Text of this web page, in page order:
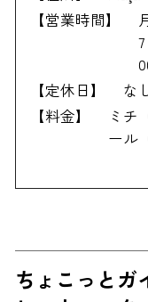
【営業時間】
【定休日】
な
【料金】
ミチ
ール
ちょこっとガ